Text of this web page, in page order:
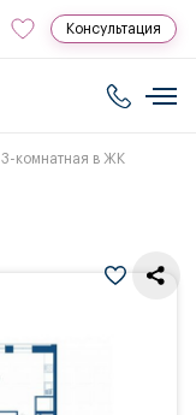
Консультация
3-комнатная в ЖК